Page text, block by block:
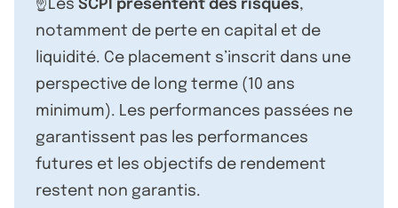
☝️Les SCPI présentent des risques,
notamment de perte en capital et de
liquidité. Ce placement s’inscrit dans une
perspective de long terme (10 ans
minimum). Les performances passées ne
garantissent pas les performances
futures et les objectifs de rendement
restent non garantis.